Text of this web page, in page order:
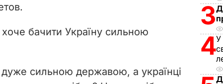
бачити Україну сильною
сильною державою, а українці
3
4У